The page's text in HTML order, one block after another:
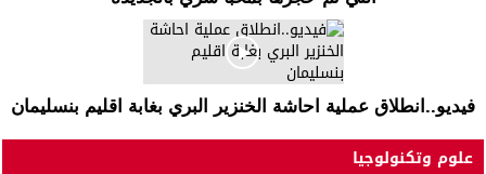
فيديو..انطلاق عملية احاشة الخنزير البري بغابة اقليم بنسليمان
علوم وتكنولوجيا